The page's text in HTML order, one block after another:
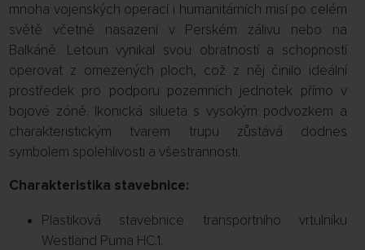
mnoha vojenských operací i humanitárních misí po celém
světě včetně nasazení v Perském zálivu nebo na
Balkáně. Letoun vynikal svou obratností a schopností
operovat z omezených ploch, což z něj činilo ideální
prostředek pro podporu pozemních jednotek přímo v
bojové zóně. Ikonická silueta s vysokým podvozkem a
charakteristickým tvarem trupu zůstává dodnes
symbolem spolehlivosti a všestrannosti.
Charakteristika stavebnice:
Plastiková stavebnice transportního vrtulníku
Westland Puma HC.1.